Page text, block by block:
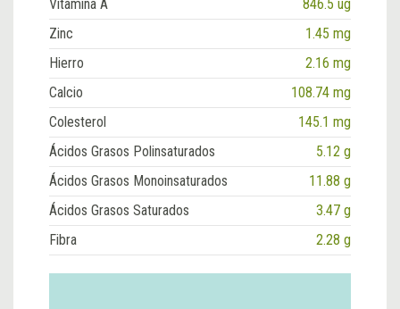
Vitamina A
846.5 ug
Zinc
1.45 mg
Hierro
2.16 mg
Calcio
108.74 mg
Colesterol
145.1 mg
Ácidos Grasos Polinsaturados
5.12 g
Ácidos Grasos Monoinsaturados
11.88 g
Ácidos Grasos Saturados
3.47 g
Fibra
2.28 g